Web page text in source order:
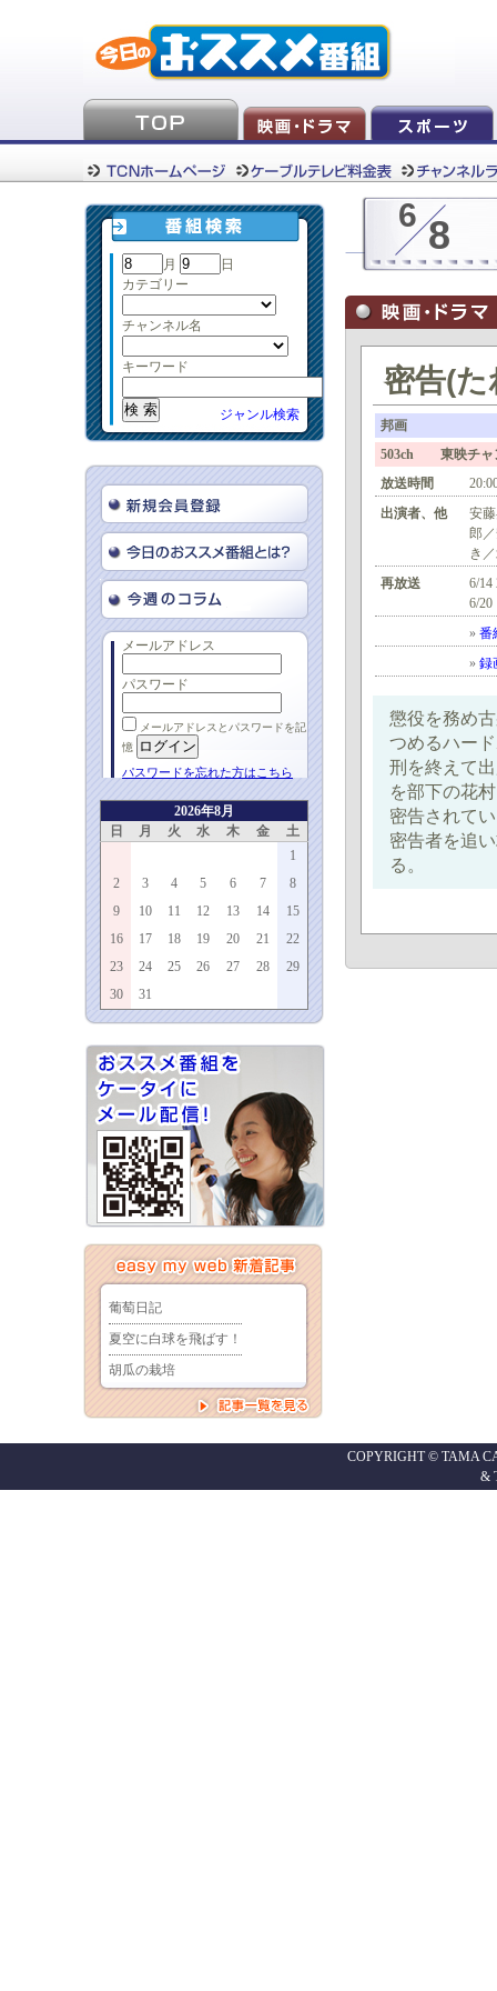
月
日
カテゴリー
チャンネル名
キーワード
ジャンル検索
メールアドレス
パスワード
メールアドレスとパスワードを記
憶
パスワードを忘れた方はこちら
2026年8月
日
月 火 水 木 金
土
1
2
3 4 5 6 7
8
9
10 11 12 13 14
15
16
17 18 19 20 21
22
23
24 25 26 27 28
29
30
31
6 8
密告(
邦画
503ch 東映チャ
放送時間
出演者、他
安
郎
き
再放送
6/
6/
» 番
» 録
懲役を務め
つめるハー
刑を終えて
を部下の花
密告されて
密告者を追
る。
COPYRIGHT © TAMA
&